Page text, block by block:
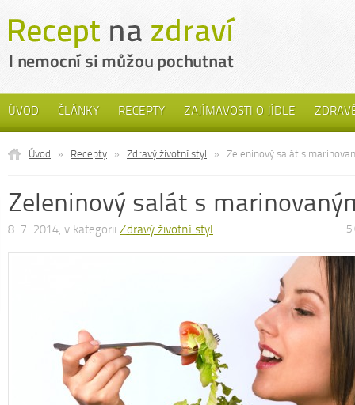
ÚVOD ČLÁNKY RECEPTY ZAJÍMAVOSTI O JÍDLE
Úvod » Recepty » Zdravý životní styl » Zeleninový salát s
Zeleninový salát s
8. 7. 2014, v kategorii Zdravý životní styl